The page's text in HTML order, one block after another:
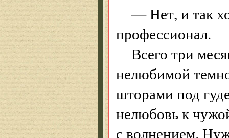
— Нет, и так
профессионал.
Всего три
нелюбимой
шторами под
нелюбовь к
с волнением.